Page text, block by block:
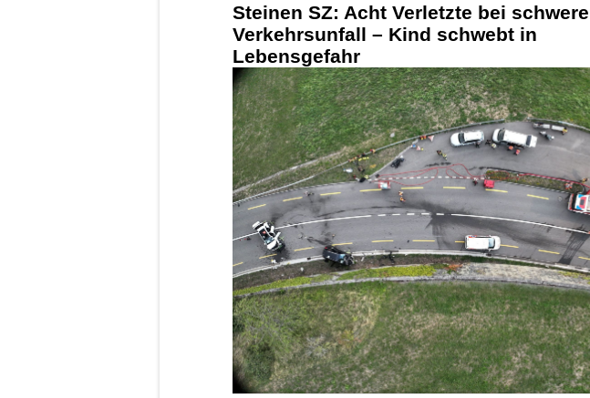
Steinen SZ: Acht Verletzte bei
Verkehrsunfall – Kind schwebt in
Lebensgefahr